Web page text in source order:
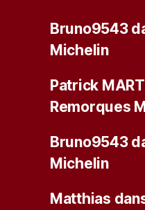
Bruno9543
Michelin
Patrick
Remorques
Bruno9543
Michelin
Matthias